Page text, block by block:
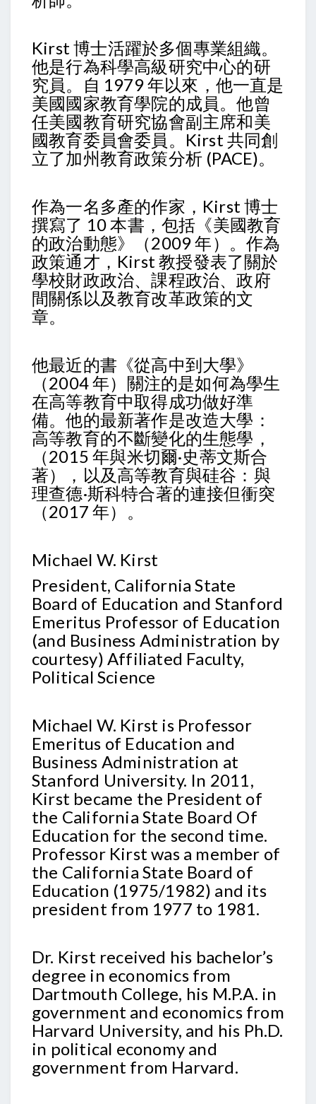
Kirst 博士活躍於多個專業組織。
他是行為科學高級研究中心的研
究員。自 1979 年以來，他一直是
美國國家教育學院的成員。他曾
任美國教育研究協會副主席和美
國教育委員會委員。Kirst 共同創
立了加州教育政策分析 (PACE)。
作為一名多產的作家，Kirst 博士
撰寫了 10 本書，包括《美國教育
的政治動態》（2009 年）。作為
政策通才，Kirst 教授發表了關於
學校財政政治、課程政治、政府
間關係以及教育改革政策的文
章。
他最近的書《從高中到大學》
（2004 年）關注的是如何為學生
在高等教育中取得成功做好準
備。他的最新著作是改造大學：
高等教育的不斷變化的生態學，
（2015 年與米切爾·史蒂文斯合
著），以及高等教育與硅谷：與
理查德·斯科特合著的連接但衝突
（2017 年）。
Michael W. Kirst
President, California State
Board of Education and Stanford
Emeritus Professor of Education
(and Business Administration by
courtesy) Affiliated Faculty,
Political Science
Michael W. Kirst is Professor
Emeritus of Education and
Business Administration at
Stanford University. In 2011,
Kirst became the President of
the California State Board Of
Education for the second time.
Professor Kirst was a member of
the California State Board of
Education (1975/1982) and its
president from 1977 to 1981.
Dr. Kirst received his bachelor’s
degree in economics from
Dartmouth College, his M.P.A. in
government and economics from
Harvard University, and his Ph.D.
in political economy and
government from Harvard.